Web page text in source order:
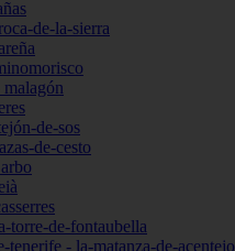
de-la-sierra
de-sos
de-cesto
torre-de-fontaubella
tenerife - la-matanza-de-acentejo